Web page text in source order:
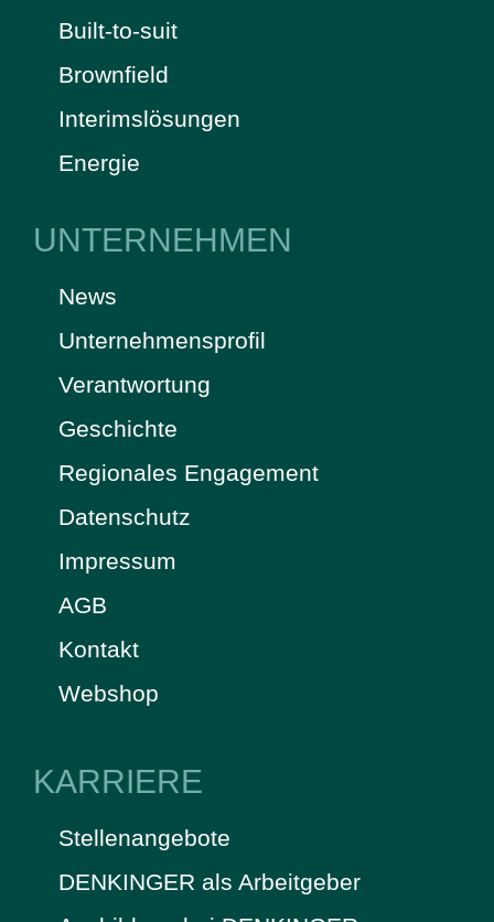
Built-to-suit
Brownfield
Interimslösungen
Energie
UNTERNEHMEN
News
Unternehmensprofil
Verantwortung
Geschichte
Regionales Engagement
Datenschutz
Impressum
AGB
Kontakt
Webshop
KARRIERE
Stellenangebote
DENKINGER als Arbeitgeber